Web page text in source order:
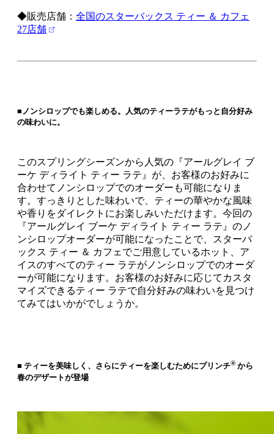
◆販売店舗： 全国のスターバックス ティー ＆ カフェ
27店舗
■ノンシロップでも楽しめる。人気のティーラテがもっと自分好み
の味わいに。
このスプリングシーズンから人気の『アールグレイ ブ
ーケ ディライト ティー ラテ』が、お客様のお好みに
合わせてノンシロップでのオーダーも可能になりま
す。すっきりとした味わいで、ティーの華やかな風味
や香りをダイレクトにお楽しみいただけます。今回の
『アールグレイ ブーケ ディライト ティー ラテ』のノ
ンシロップオーダーが可能になったことで、スターバ
ックス ティー ＆ カフェでご用意しているホット、ア
イスのすべてのティー ラテがノンシロップでのオーダ
ーが可能になります。お客様のお好みに応じてカスタ
マイズできるティー ラテで自分好みの味わいを見つけ
てみてはいかがでしょうか。
■ ティーを美味しく、さらにティーを楽しむためにプリンチ® から
春のデザートが登場